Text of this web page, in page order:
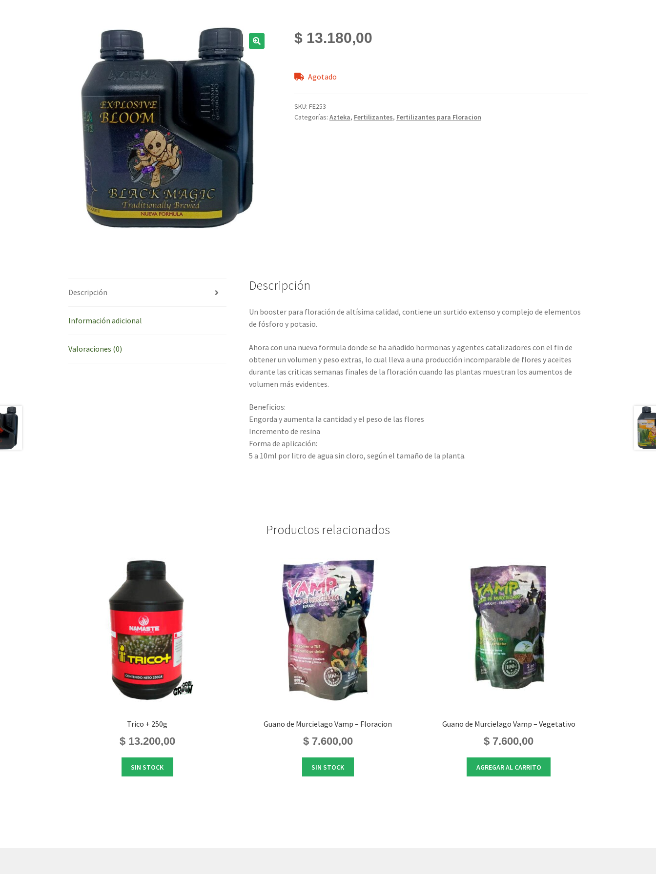
$13.180,00
Agotado
SKU: FE253
Categorías: Azteka, Fertilizantes, Fertilizantes para Floracion
Descripción
Información adicional
Valoraciones (0)
Descripción
Un booster para floración de altísima calidad, contiene un surtido extenso y complejo de elementos
de fósforo y potasio.
Ahora con una nueva formula donde se ha añadido hormonas y agentes catalizadores con el fin de
obtener un volumen y peso extras, lo cual lleva a una producción incomparable de flores y aceites
durante las criticas semanas finales de la floración cuando las plantas muestran los aumentos de
volumen más evidentes.
Beneficios:
Engorda y aumenta la cantidad y el peso de las flores
Incremento de resina
Forma de aplicación:
5 a 10ml por litro de agua sin cloro, según el tamaño de la planta.
Productos relacionados
Trico + 250g
$13.200,00
SIN STOCK
Guano de Murcielago Vamp – Floracion
$7.600,00
SIN STOCK
Guano de Murcielago Vamp – Vegetativo
$ 7.600,00
AGREGAR AL CARRITO